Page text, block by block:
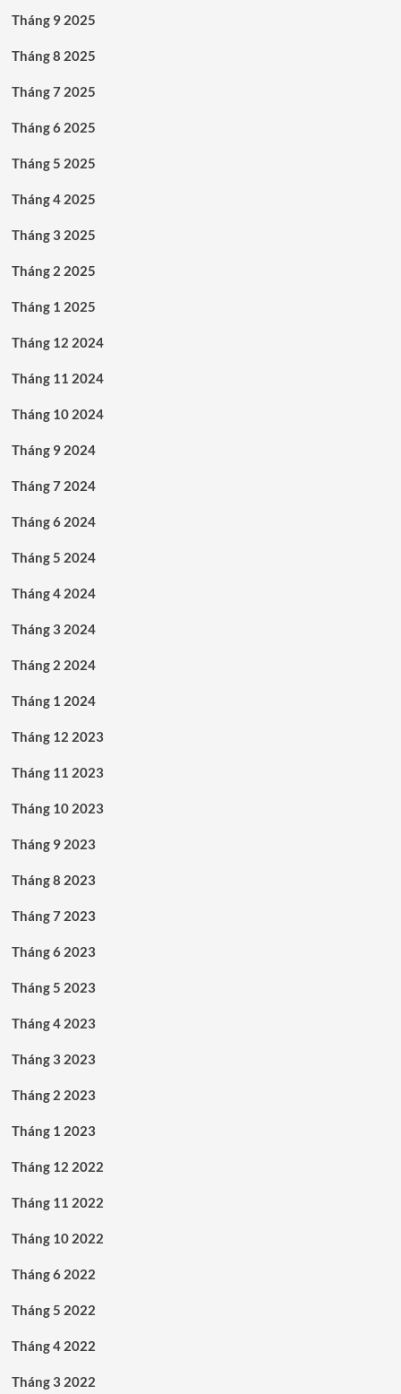
Tháng 9 2025
Tháng 8 2025
Tháng 7 2025
Tháng 6 2025
Tháng 5 2025
Tháng 4 2025
Tháng 3 2025
Tháng 2 2025
Tháng 1 2025
Tháng 12 2024
Tháng 11 2024
Tháng 10 2024
Tháng 9 2024
Tháng 7 2024
Tháng 6 2024
Tháng 5 2024
Tháng 4 2024
Tháng 3 2024
Tháng 2 2024
Tháng 1 2024
Tháng 12 2023
Tháng 11 2023
Tháng 10 2023
Tháng 9 2023
Tháng 8 2023
Tháng 7 2023
Tháng 6 2023
Tháng 5 2023
Tháng 4 2023
Tháng 3 2023
Tháng 2 2023
Tháng 1 2023
Tháng 12 2022
Tháng 11 2022
Tháng 10 2022
Tháng 6 2022
Tháng 5 2022
Tháng 4 2022
Tháng 3 2022